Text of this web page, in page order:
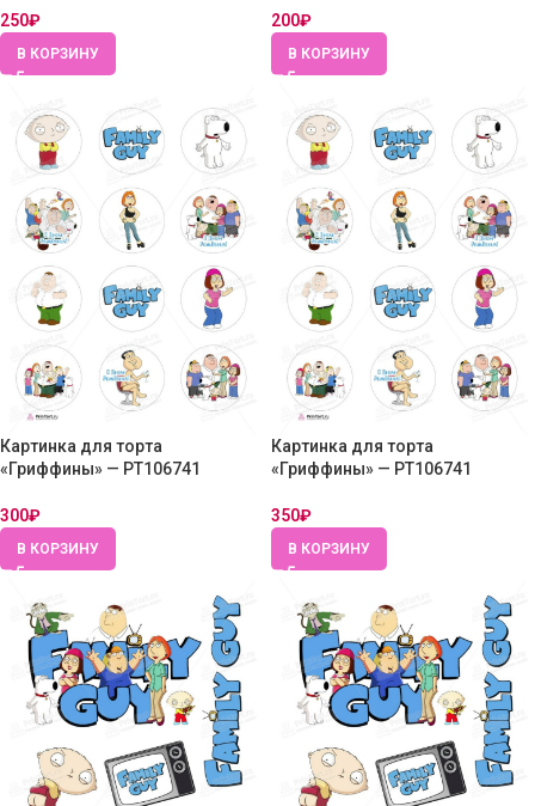
250₽
В КОРЗИНУ
200₽
В КОРЗИНУ
Картинка для торта
«Гриффины» — PT106741
300₽
В КОРЗИНУ
Картинка для торта
«Гриффины» — PT106741
350₽
В КОРЗИНУ